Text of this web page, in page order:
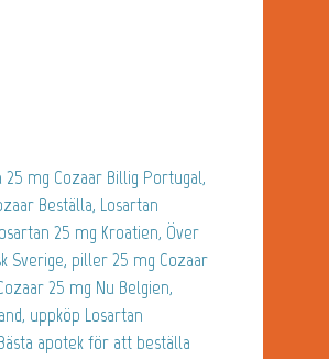
mg Cozaar Billig Portugal,
Beställa, Losartan
25 mg Kroatien, Över
Sverige, piller 25 mg Cozaar
25 mg Nu Belgien,
uppköp Losartan
apotek för att beställa